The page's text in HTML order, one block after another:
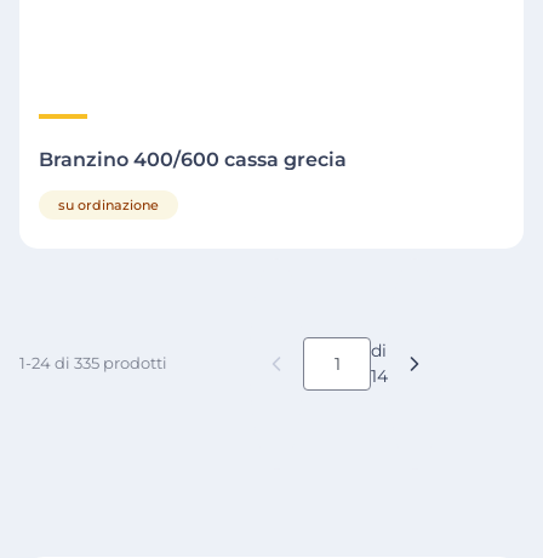
Branzino 400/600 cassa grecia
su ordinazione
1-24 di 335 prodotti
di
14